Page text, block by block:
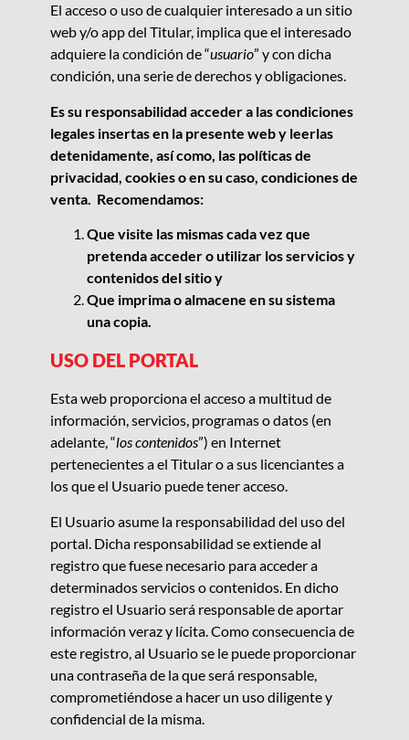
El acceso o uso de cualquier interesado a un sitio
web y/o app del Titular, implica que el interesado
adquiere la condición de “usuario” y con dicha
condición, una serie de derechos y obligaciones.
Es su responsabilidad acceder a las condiciones
legales insertas en la presente web y leerlas
detenidamente, así como, las políticas de
privacidad, cookies o en su caso, condiciones de
venta. Recomendamos:
Que visite las mismas cada vez que
pretenda acceder o utilizar los servicios y
contenidos del sitio y
Que imprima o almacene en su sistema
una copia.
USO DEL PORTAL
Esta web proporciona el acceso a multitud de
información, servicios, programas o datos (en
adelante, “los contenidos”) en Internet
pertenecientes a el Titular o a sus licenciantes a
los que el Usuario puede tener acceso.
El Usuario asume la responsabilidad del uso del
portal. Dicha responsabilidad se extiende al
registro que fuese necesario para acceder a
determinados servicios o contenidos. En dicho
registro el Usuario será responsable de aportar
información veraz y lícita. Como consecuencia de
este registro, al Usuario se le puede proporcionar
una contraseña de la que será responsable,
comprometiéndose a hacer un uso diligente y
confidencial de la misma.